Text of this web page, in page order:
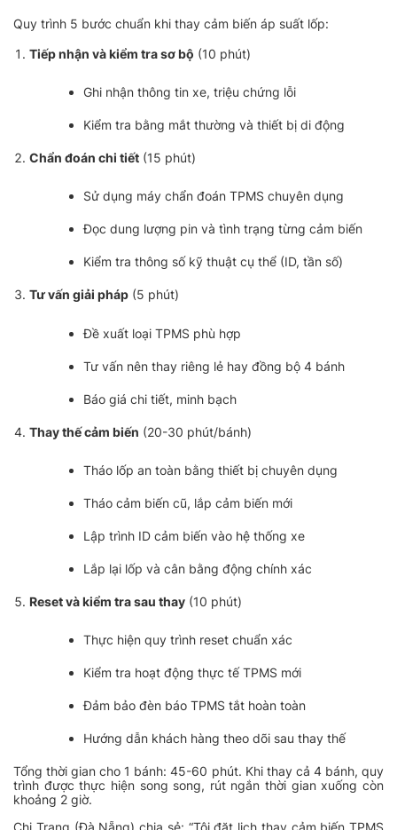
Quy trình 5 bước chuẩn khi thay cảm biến áp suất lốp:
Tiếp nhận và kiểm tra sơ bộ (10 phút)
Ghi nhận thông tin xe, triệu chứng lỗi
Kiểm tra bằng mắt thường và thiết bị di động
Chẩn đoán chi tiết (15 phút)
Sử dụng máy chẩn đoán TPMS chuyên dụng
Đọc dung lượng pin và tình trạng từng cảm biến
Kiểm tra thông số kỹ thuật cụ thể (ID, tần số)
Tư vấn giải pháp (5 phút)
Đề xuất loại TPMS phù hợp
Tư vấn nên thay riêng lẻ hay đồng bộ 4 bánh
Báo giá chi tiết, minh bạch
Thay thế cảm biến (20-30 phút/bánh)
Tháo lốp an toàn bằng thiết bị chuyên dụng
Tháo cảm biến cũ, lắp cảm biến mới
Lập trình ID cảm biến vào hệ thống xe
Lắp lại lốp và cân bằng động chính xác
Reset và kiểm tra sau thay (10 phút)
Thực hiện quy trình reset chuẩn xác
Kiểm tra hoạt động thực tế TPMS mới
Đảm bảo đèn báo TPMS tắt hoàn toàn
Hướng dẫn khách hàng theo dõi sau thay thế
Tổng thời gian cho 1 bánh: 45-60 phút. Khi thay cả 4 bánh, quy
trình được thực hiện song song, rút ngắn thời gian xuống còn
khoảng 2 giờ.
Chị Trang (Đà Nẵng) chia sẻ: “Tôi đặt lịch thay cảm biến TPMS